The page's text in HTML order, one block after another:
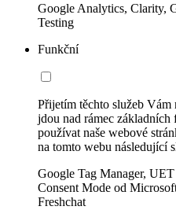
Google Analytics, Clarity,
Testing
Funkční
Přijetím těchto služeb Vám
jdou nad rámec
používat naše webové
na tomto webu následující
Google Tag Manager,
Consent Mode od
Freshchat